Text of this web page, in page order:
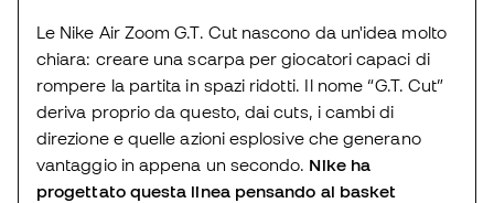
Le Nike Air Zoom G.T. Cut nascono da un'idea molto
chiara: creare una scarpa per giocatori capaci di
rompere la partita in spazi ridotti. Il nome “G.T. Cut”
deriva proprio da questo, dai cuts, i cambi di
direzione e quelle azioni esplosive che generano
vantaggio in appena un secondo. Nike ha
progettato questa linea pensando al basket